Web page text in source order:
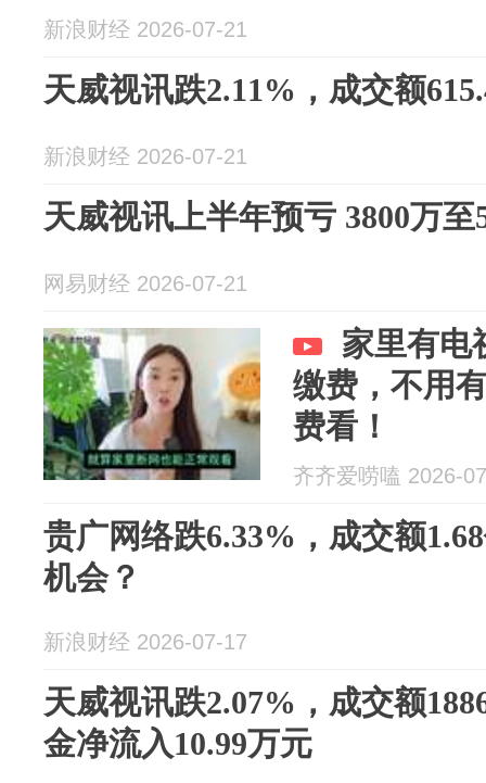
新浪财经 2026-07-21
天威视讯跌2.11%，成交额
新浪财经 2026-07-21
天威视讯上半年预亏 3800万至
网易财经 2026-07-21
家里有电
缴费，不用
费看！
齐齐爱唠嗑 2026-
贵广网络跌6.33%，成交额
机会？
新浪财经 2026-07-17
天威视讯跌2.07%，成交额
金净流入10.99万元